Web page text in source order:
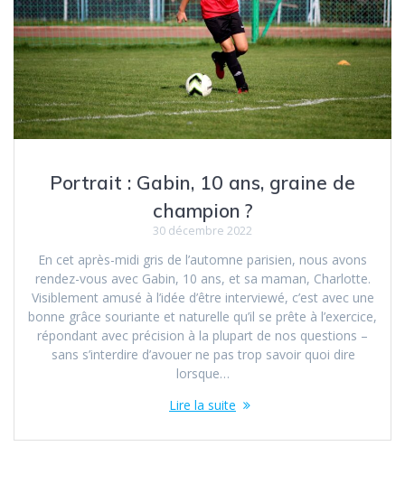
Portrait : Gabin, 10 ans, graine de
champion ?
30 décembre 2022
En cet après-midi gris de l’automne parisien, nous avons
rendez-vous avec Gabin, 10 ans, et sa maman, Charlotte.
Visiblement amusé à l’idée d’être interviewé, c’est avec une
bonne grâce souriante et naturelle qu’il se prête à l’exercice,
répondant avec précision à la plupart de nos questions –
sans s’interdire d’avouer ne pas trop savoir quoi dire
lorsque…
Lire la suite